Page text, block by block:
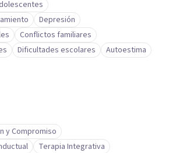
Depresión
Conflictos familiares
Dificultades escolares
Autoestima
y Compromiso
Terapia Integrativa